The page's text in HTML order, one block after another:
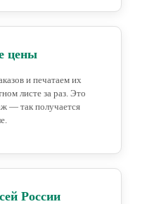
цены
и печатаем их
листе за раз. Это
— так получается
России